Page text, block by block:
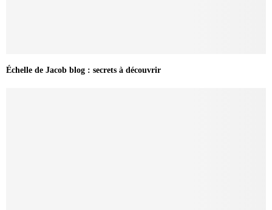
Échelle de Jacob blog : secrets à découvrir